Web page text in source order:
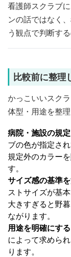
看護師スクラブ
ンの話ではなく、
う観点で判断す
比較前に整理
かっこいいスク
体型・用途を整
病院・施設の規
ブの色が指定さ
規定外のカラー
す。
サイズ感の基準
ストサイズが基本
大きすぎると野
ながります。
用途を明確にする
によって求めら
ります。